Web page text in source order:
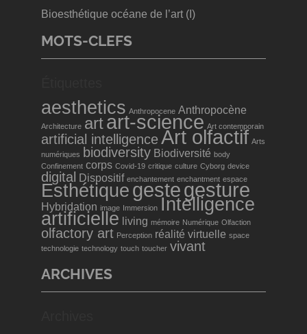
Bioesthétique océane de l’art (I)
MOTS-CLEFS
aesthetics Anthropocene Anthropocène
Architecture artart-science Art contemporain
artificial intelligence Art olfactif Arts
numériques
biodiversity Biodiversité body
Confinement corps Covid-19 critique culture Cyborg device
digital Dispositif enchantement enchantment espace
Esthétique gestegesture
Hybridation image Immersion Intelligence
artificielle living mémoire Numérique Olfaction
olfactory art Perception réalité virtuelle space
technologie technology touch toucher vivant
ARCHIVES